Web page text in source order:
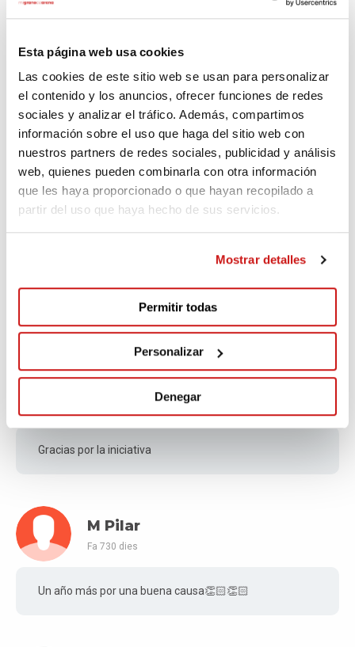
Esta página web usa cookies
Las cookies de este sitio web se usan para personalizar
el contenido y los anuncios, ofrecer funciones de redes
sociales y analizar el tráfico. Además, compartimos
información sobre el uso que haga del sitio web con
nuestros partners de redes sociales, publicidad y análisis
web, quienes pueden combinarla con otra información
que les haya proporcionado o que hayan recopilado a
partir del uso que haya hecho de sus servicios.
Mostrar detalles
Permitir todas
Personalizar
Denegar
Alberta
Gracias por estas iniciativas tan bonitas siempre!!
Siempre es un honor colaborar para una buena causa.
Mª Teresa
Gracias por la iniciativa
M Pilar
Fa 730 dies
Un año más por una buena causa👏🏻👏🏻